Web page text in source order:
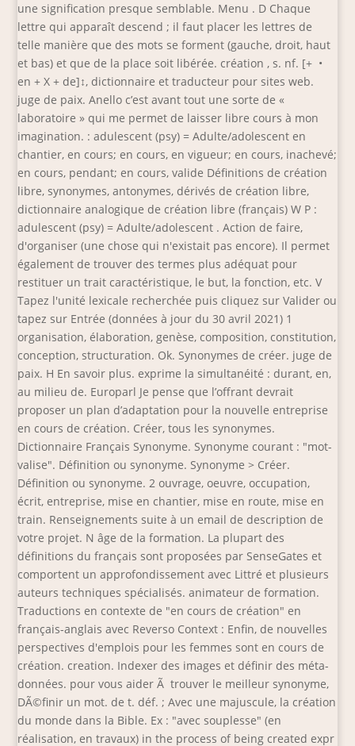
une signification presque semblable. Menu . D Chaque
lettre qui apparaît descend ; il faut placer les lettres de
telle manière que des mots se forment (gauche, droit, haut
et bas) et que de la place soit libérée. création , s. nf. [+ •
en + X + de]↕, dictionnaire et traducteur pour sites web.
juge de paix. Anello c’est avant tout une sorte de «
laboratoire » qui me permet de laisser libre cours à mon
imagination. : adulescent (psy) = Adulte/adolescent en
chantier, en cours; en cours, en vigueur; en cours, inachevé;
en cours, pendant; en cours, valide Définitions de création
libre, synonymes, antonymes, dérivés de création libre,
dictionnaire analogique de création libre (français) W P :
adulescent (psy) = Adulte/adolescent . Action de faire,
d'organiser (une chose qui n'existait pas encore). Il permet
également de trouver des termes plus adéquat pour
restituer un trait caractéristique, le but, la fonction, etc. V
Tapez l'unité lexicale recherchée puis cliquez sur Valider ou
tapez sur Entrée (données à jour du 30 avril 2021) 1
organisation, élaboration, genèse, composition, constitution,
conception, structuration. Ok. Synonymes de créer. juge de
paix. H En savoir plus. exprime la simultanéité : durant, en,
au milieu de. Europarl Je pense que l’offrant devrait
proposer un plan d’adaptation pour la nouvelle entreprise
en cours de création. Créer, tous les synonymes.
Dictionnaire Français Synonyme. Synonyme courant : "mot-
valise". Définition ou synonyme. Synonyme > Créer.
Définition ou synonyme. 2 ouvrage, oeuvre, occupation,
écrit, entreprise, mise en chantier, mise en route, mise en
train. Renseignements suite à un email de description de
votre projet. N âge de la formation. La plupart des
définitions du français sont proposées par SenseGates et
comportent un approfondissement avec Littré et plusieurs
auteurs techniques spécialisés. animateur de formation.
Traductions en contexte de "en cours de création" en
français-anglais avec Reverso Context : Enfin, de nouvelles
perspectives d'emplois pour les femmes sont en cours de
création. creation. Indexer des images et définir des méta-
données. pour vous aider Ã trouver le meilleur synonyme,
DÃ©finir un mot. de t. déf. ; Avec une majuscule, la création
du monde dans la Bible. Ex : "avec souplesse" (en
réalisation, en travaux) in the process of being created expr